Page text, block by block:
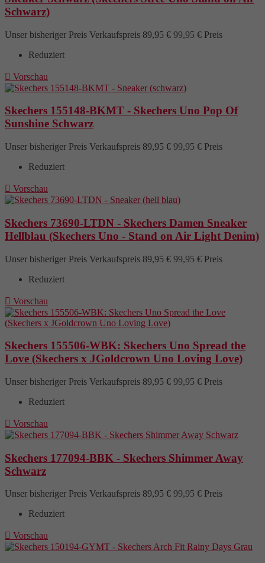
Schwarz)
Unser bisheriger Preis Verkaufspreis 89,95 € 99,95 € Preis
Reduziert
 Vorschau
Skechers 155148-BKMT - Skechers Uno Pop Of
Sunshine Schwarz
Unser bisheriger Preis Verkaufspreis 89,95 € 99,95 € Preis
Reduziert
 Vorschau
Skechers 73690-LTDN - Skechers Damen Sneaker
Hellblau (Skechers Uno - Stand on Air Light Denim)
Unser bisheriger Preis Verkaufspreis 89,95 € 99,95 € Preis
Reduziert
 Vorschau
Skechers 155506-WBK: Skechers Uno Spread the
Love (Skechers x JGoldcrown Uno Loving Love)
Unser bisheriger Preis Verkaufspreis 89,95 € 99,95 € Preis
Reduziert
 Vorschau
Skechers 177094-BBK - Skechers Shimmer Away
Schwarz
Unser bisheriger Preis Verkaufspreis 89,95 € 99,95 € Preis
Reduziert
 Vorschau